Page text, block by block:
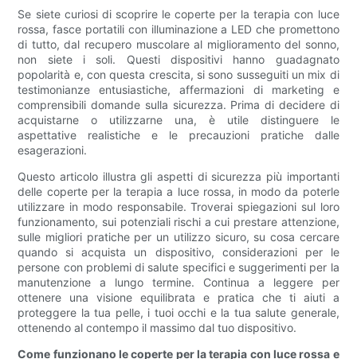
Se siete curiosi di scoprire le coperte per la terapia con luce
rossa, fasce portatili con illuminazione a LED che promettono
di tutto, dal recupero muscolare al miglioramento del sonno,
non siete i soli. Questi dispositivi hanno guadagnato
popolarità e, con questa crescita, si sono susseguiti un mix di
testimonianze entusiastiche, affermazioni di marketing e
comprensibili domande sulla sicurezza. Prima di decidere di
acquistarne o utilizzarne una, è utile distinguere le
aspettative realistiche e le precauzioni pratiche dalle
esagerazioni.
Questo articolo illustra gli aspetti di sicurezza più importanti
delle coperte per la terapia a luce rossa, in modo da poterle
utilizzare in modo responsabile. Troverai spiegazioni sul loro
funzionamento, sui potenziali rischi a cui prestare attenzione,
sulle migliori pratiche per un utilizzo sicuro, su cosa cercare
quando si acquista un dispositivo, considerazioni per le
persone con problemi di salute specifici e suggerimenti per la
manutenzione a lungo termine. Continua a leggere per
ottenere una visione equilibrata e pratica che ti aiuti a
proteggere la tua pelle, i tuoi occhi e la tua salute generale,
ottenendo al contempo il massimo dal tuo dispositivo.
Come funzionano le coperte per la terapia con luce rossa e